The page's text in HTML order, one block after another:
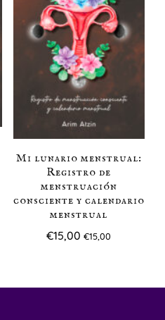
Mi lunario menstrual:
Registro de
menstruación
consciente y calendario
menstrual
€15,00 €15,00